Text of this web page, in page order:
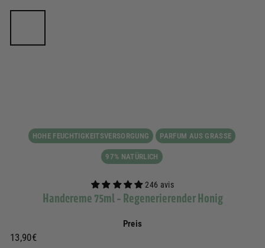
HOHE FEUCHTIGKEITSVERSORGUNG PARFUM AUS GRASSE
97% NATÜRLICH
246 avis
Handcreme 75ml - Regenerierender Honig
Preis
Prix
13,90€13,90€